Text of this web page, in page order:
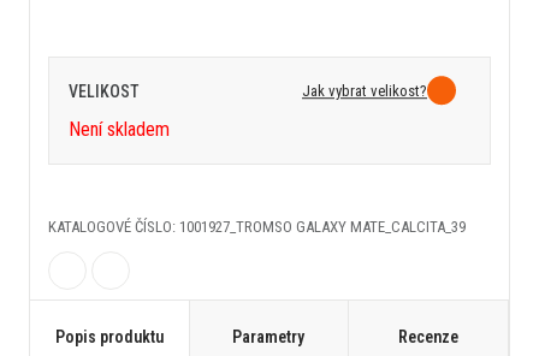
VELIKOST Jak vybrat velikost?
Není skladem
KATALOGOVÉ ČÍSLO: 1001927_TROMSO GALAXY MATE_CALCITA_39
Popis produktu Parametry Recenze